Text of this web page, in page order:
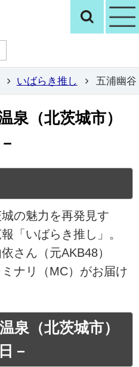
観光いばらき検
いばらき推し 五浦幽
泉（北茨城市）
の魅力を再発見す
「いばらき推し」。
さん（元AKB48）
ナリ（MC）がお届け
泉（北茨城市）
－